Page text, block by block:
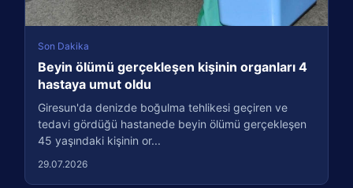
Son Dakika
Beyin ölümü gerçekleşen kişinin organları 4
hastaya umut oldu
Giresun'da denizde boğulma tehlikesi geçiren ve
tedavi gördüğü hastanede beyin ölümü gerçekleşen
45 yaşındaki kişinin or...
29.07.2026